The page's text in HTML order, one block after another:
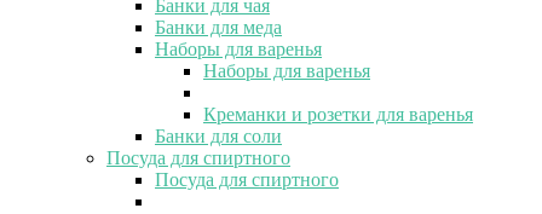
Банки для чая
Банки для меда
Наборы для варенья
Наборы для варенья
Креманки и розетки для варенья
Банки для соли
Посуда для спиртного
Посуда для спиртного